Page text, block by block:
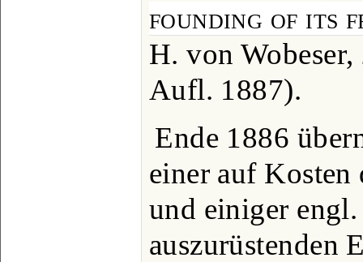
founding of its
H. von
Aufl. 1887).
Ende 1886
einer auf
und einiger
auszurüstenden